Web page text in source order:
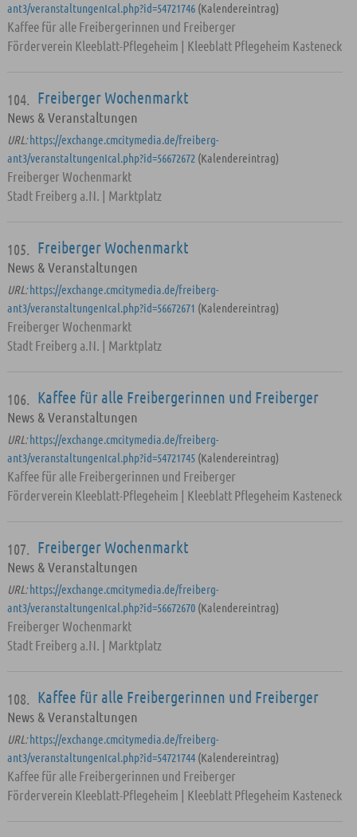
ant3/veranstaltungenIcal.php?id=54721746(Kalendereintrag)
Kaffee für alle Freibergerinnen und Freiberger
Förderverein Kleeblatt-Pflegeheim | Kleeblatt Pflegeheim Kasteneck
104. Freiberger Wochenmarkt
News & Veranstaltungen
URL: https://exchange.cmcitymedia.de/freiberg-
ant3/veranstaltungenIcal.php?id=56672672(Kalendereintrag)
Freiberger Wochenmarkt
Stadt Freiberg a.N. | Marktplatz
105. Freiberger Wochenmarkt
News & Veranstaltungen
URL: https://exchange.cmcitymedia.de/freiberg-
ant3/veranstaltungenIcal.php?id=56672671 (Kalendereintrag)
Freiberger Wochenmarkt
Stadt Freiberg a.N. | Marktplatz
106. Kaffee für alle Freibergerinnen und Freiberger
News & Veranstaltungen
URL: https://exchange.cmcitymedia.de/freiberg-
ant3/veranstaltungenIcal.php?id=54721745(Kalendereintrag)
Kaffee für alle Freibergerinnen und Freiberger
Förderverein Kleeblatt-Pflegeheim | Kleeblatt Pflegeheim Kasteneck
107. Freiberger Wochenmarkt
News & Veranstaltungen
URL: https://exchange.cmcitymedia.de/freiberg-
ant3/veranstaltungenIcal.php?id=56672670(Kalendereintrag)
Freiberger Wochenmarkt
Stadt Freiberg a.N. | Marktplatz
108. Kaffee für alle Freibergerinnen und Freiberger
News & Veranstaltungen
URL: https://exchange.cmcitymedia.de/freiberg-
ant3/veranstaltungenIcal.php?id=54721744(Kalendereintrag)
Kaffee für alle Freibergerinnen und Freiberger
Förderverein Kleeblatt-Pflegeheim | Kleeblatt Pflegeheim Kasteneck